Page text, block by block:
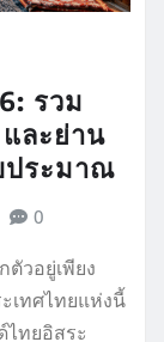
รวม
ละย่าน
ประมาณ
0
ตัวอยู่เพียง
เทศไทยแห่งนี้
ทยอิสระ